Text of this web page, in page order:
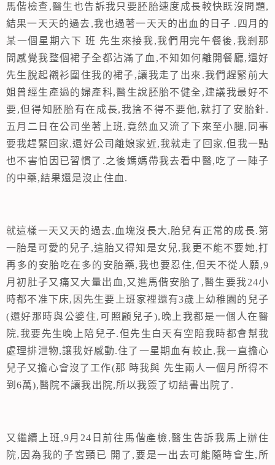
馬偕檢查 ,醫生也告訴我只要胚胎速度成長較快既沒問題,
結果一天天的過去,我也過著一天天的出血的日子 . 四月的
某一個星期六下 班 先生來接我,我們用完午餐後 ,我剎那
間感覺我整個裙子全都沾滿了血 ,不知如何離開餐廳,還好
先生脫起襯衫圍住我的裙子,讓我走了出來 .我們趕緊前大
姐曾經生產過的婦產科,醫生說胚胎不健全 ,建議我最好不
要,但得知胚胎有在成長,我捨不得不要他,就打了安胎針.
五月二日 在公司坐著上班,竟然血又流了下來至小腿, 同事
要我趕緊回家,還好公司離娘家近,我就走了回家,但我一點
也不害怕因已習慣了 .之後媽媽帶我去看中醫, 吃了一陣子
的中藥,結果還是沒止住血 .
就這樣一天又天的過去, 血塊沒長大,胎兒有正常的成長.第
一胎是可愛的兒子,這胎又得知是女兒,我更不能不要她,打
再多的安胎吃在多的安胎藥,我也要忍住,但天不從人願 ,9
月初肚子又痛又大量出血 ,又進馬偕安胎了 ,醫生要我24小
時都不准下床, 因先生要上班家裡還有3歲上幼稚園的兒子
(還好那時與公婆住, 可照顧兒子), 晚上我都是一個人在醫
院,我要先生晚上陪兒子.但先生白天有空陪我時都會幫我
處理排泄物,讓我好感動.住了一星期血有較止,我一直擔心
兒子又擔心會沒了工作(那 時我與 先生兩人一個月所得不
到6萬),醫院不讓我出院,所以我簽了切結書出院了 .
又繼續上班 ,9月 24 日前往馬偕產檢,醫生告訴我馬上辦住
院, 因為我的子宮頸已 開了 ,要是一出去可能隨時會生, 所